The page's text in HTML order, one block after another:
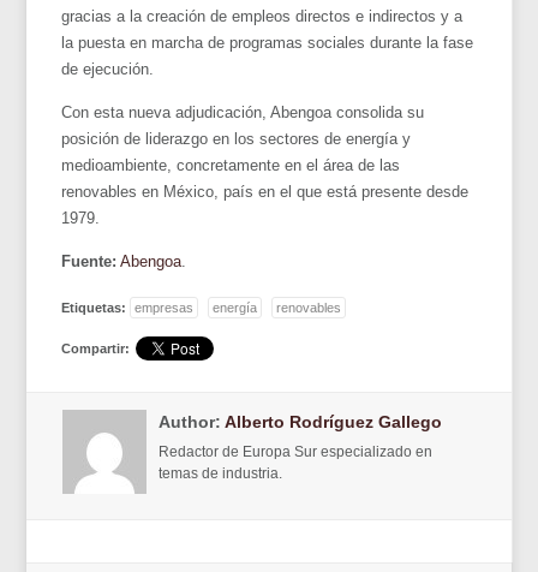
gracias a la creación de empleos directos e indirectos y a
la puesta en marcha de programas sociales durante la fase
de ejecución.
Con esta nueva adjudicación, Abengoa consolida su
posición de liderazgo en los sectores de energía y
medioambiente, concretamente en el área de las
renovables en México, país en el que está presente desde
1979.
Fuente: Abengoa
Etiquetas: empresas energía renovables
Compartir:
Author:Alberto Rodríguez Gallego
Redactor de Europa Sur especializado en
temas de industria.